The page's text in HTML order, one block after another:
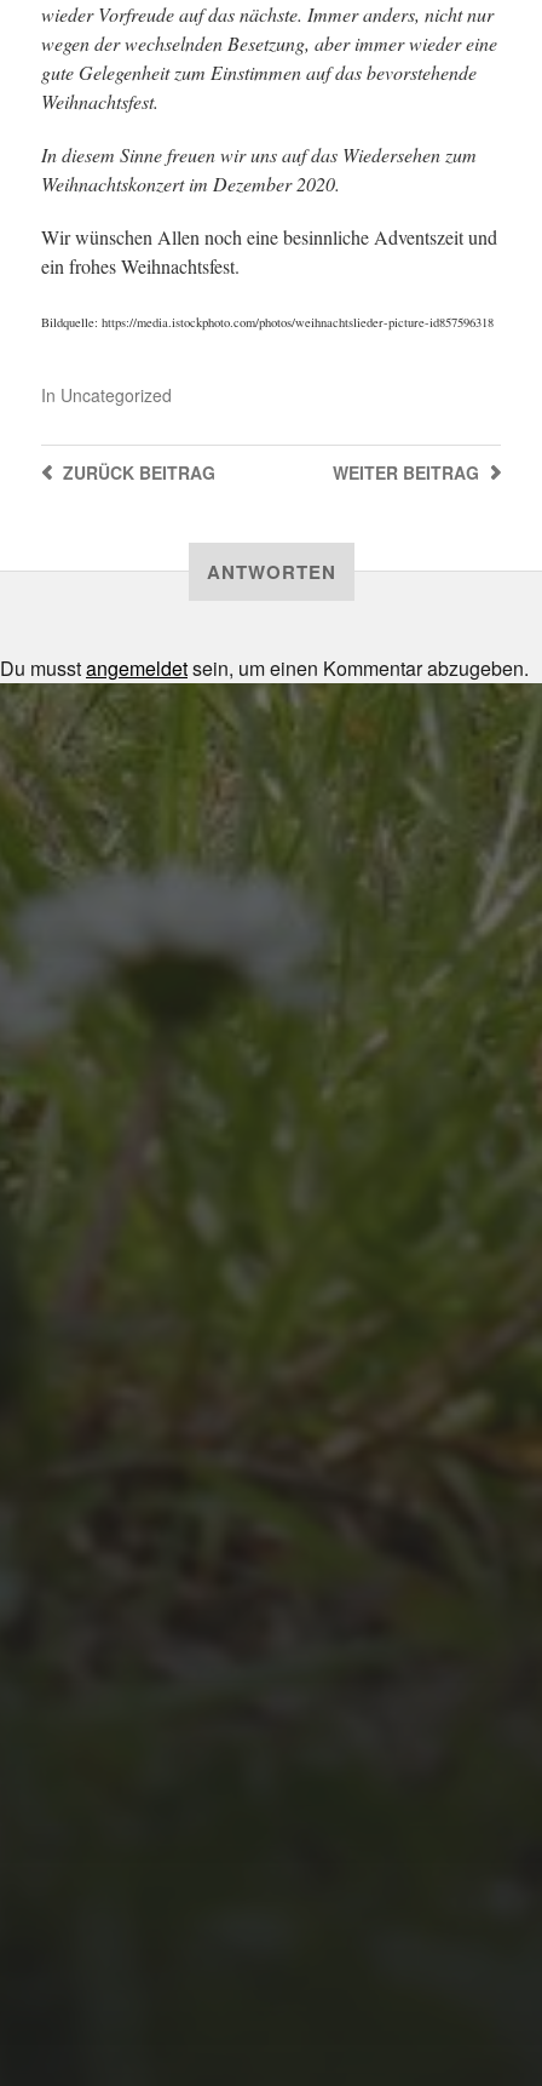
wieder Vorfreude auf das nächste. Immer anders, nicht nur
wegen der wechselnden Besetzung, aber immer wieder eine
gute Gelegenheit zum Einstimmen auf das bevorstehende
Weihnachtsfest.
In diesem Sinne freuen wir uns auf das Wiedersehen zum
Weihnachtskonzert im Dezember 2020.
Wir wünschen Allen noch eine besinnliche Adventszeit und
ein frohes Weihnachtsfest.
Bildquelle: https://media.istockphoto.com/photos/weihnachtslieder-picture-id857596318
In Uncategorized
WEITER BEITRAG
ZURÜCKBEITRAG
ANTWORTEN
Du musstangemeldetsein, um einen Kommentar abzugeben.
UNSER SCHUL-/SPORTFEST